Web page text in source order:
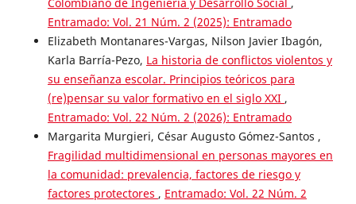
Entramado: Vol. 21 Núm. 2 (2025): Entramado
Elizabeth Montanares-Vargas, Nilson Javier Ibagón,
Karla Barría-Pezo, La historia de conflictos violentos y
su enseñanza escolar. Principios teóricos para
(re)pensar su valor formativo en el siglo XXI ,
Entramado: Vol. 22 Núm. 2 (2026): Entramado
Margarita Murgieri, César Augusto Gómez-Santos ,
Fragilidad multidimensional en personas mayores en
la comunidad: prevalencia, factores de riesgo y
factores protectores , Entramado: Vol. 22 Núm. 2